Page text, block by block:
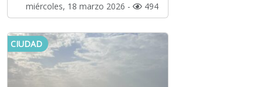
miércoles, 18 marzo 2026 - 494
CIUDAD